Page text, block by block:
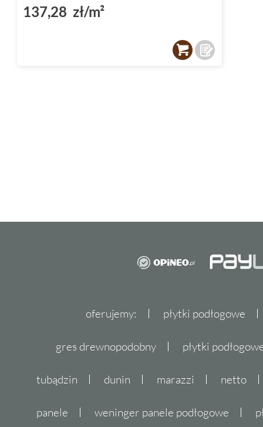
137,28 zł/m²
oferujemy: płytki podłogowe
gres drewnopodobny płytki
tubądzin dunin marazzi netto
panele weninger panele podłogowe